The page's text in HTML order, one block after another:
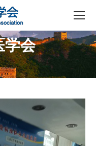
学会